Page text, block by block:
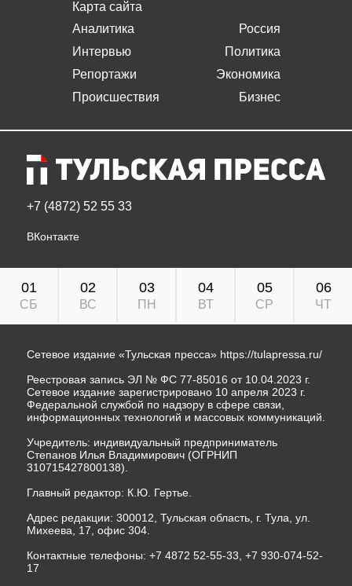
Карта сайта
Аналитика
Интервью
Репортажи
Происшествия
Россия
Политика
Экономика
Бизнес
+7 (4872) 52 55 33
ВКонтакте
01
СБ
02
ВС
03
ПН
04
ВТ
05
СР
06
ЧТ
Сетевое издание «Тульская пресса» https://tulapressa.ru/
Реестровая запись ЭЛ № ФС 77-85016 от 10.04.2023 г.
Сетевое издание зарегистрировано 10 апреля 2023 г.
Федеральной службой по надзору в сфере связи,
информационных технологий и массовых коммуникаций.
Учредитель: индивидуальный предприниматель
Степанов Илья Владимирович (ОГРНИП
310715427800138).
Главный редактор: К.Ю. Гертье.
Адрес редакции: 300012, Тульская область, г. Тула, ул.
Михеева, 17, офис 304.
Контактные телефоны: +7 4872 52-55-33, +7 930-074-52-
17